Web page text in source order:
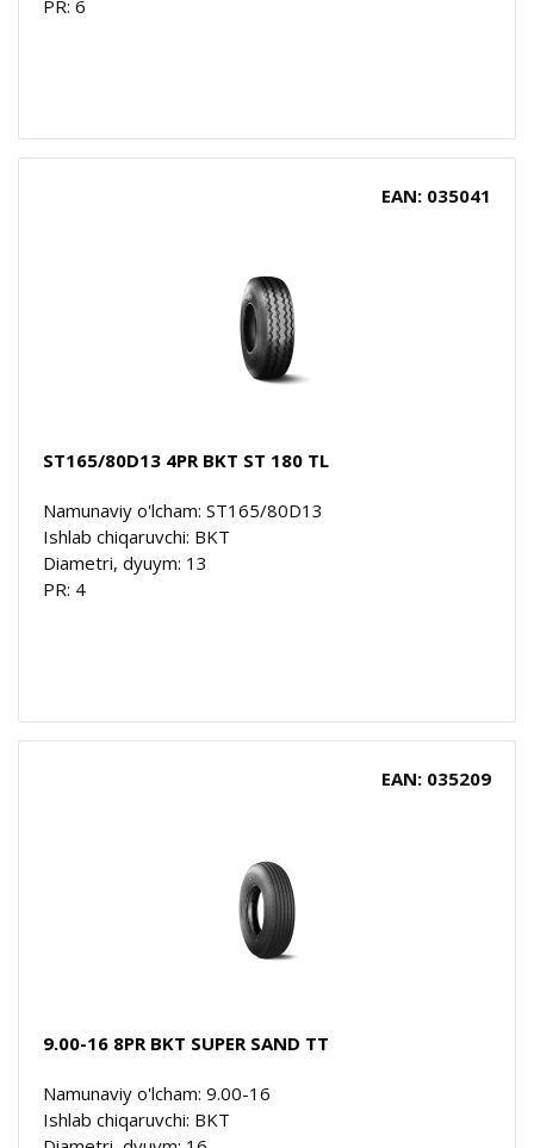
PR: 6
EAN: 035041
ST165/80D13 4PR BKT ST 180 TL
Namunaviy o'lcham: ST165/80D13
Ishlab chiqaruvchi: BKT
Diametri, dyuym: 13
PR: 4
EAN: 035209
9.00-16 8PR BKT SUPER SAND TT
Namunaviy o'lcham: 9.00-16
Ishlab chiqaruvchi: BKT